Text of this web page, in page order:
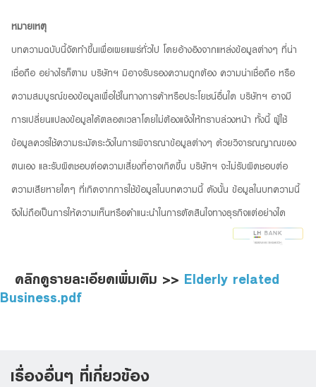
หมายเหตุ
บทความฉบับนี้จัดทำขึ้นเพื่อเผยแพร่ทั่วไป โดยอ้างอิงจากแหล่งข้อมูลต่างๆ ที่น่า
เชื่อถือ อย่างไรก็ตาม บริษัทฯ มิอาจรับรองความถูกต้อง ความน่าเชื่อถือ หรือ
ความสมบูรณ์ของข้อมูลเพื่อใช้ในทางการค้าหรือประโยชน์อื่นใด บริษัทฯ อาจมี
การเปลี่ยนแปลงข้อมูลได้ตลอดเวลาโดยไม่ต้องแจ้งให้ทราบล่วงหน้า ทั้งนี้ ผู้ใช้
ข้อมูลควรใช้ความระมัดระวังในการพิจารณาข้อมูลต่างๆ ด้วยวิจารณญาณของ
ตนเอง และรับผิดชอบต่อความเสี่ยงที่อาจเกิดขึ้น บริษัทฯ จะไม่รับผิดชอบต่อ
ความเสียหายใดๆ ที่เกิดจากการใช้ข้อมูลในบทความนี้ ดังนั้น ข้อมูลในบทความนี้
จึงไม่ถือเป็นการให้ความเห็นหรือคำแนะนำในการตัดสินใจทางธุรกิจแต่อย่างใด
คลิกดูรายละเอียดเพิ่มเติม >> Elderly related
Business.pdf
เรื่องอื่นๆ ที่เกี่ยวข้อง